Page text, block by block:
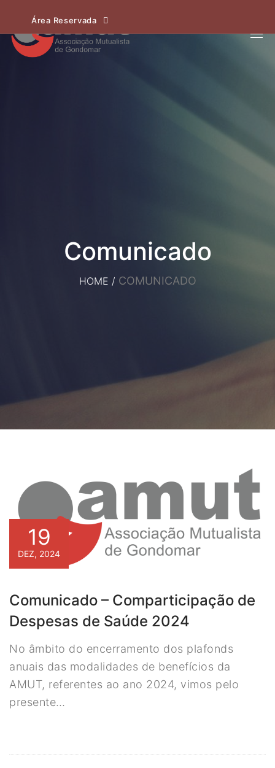
Área Reservada
Comunicado
HOME / COMUNICADO
19
DEZ, 2024
Comunicado – Comparticipação de
Despesas de Saúde 2024
No âmbito do encerramento dos plafonds
anuais das modalidades de benefícios da
AMUT, referentes ao ano 2024, vimos pelo
presente…